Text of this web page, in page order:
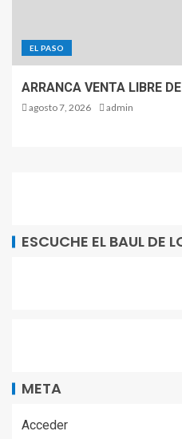
EL PASO
ARRANCA VENTA LIBRE
agosto 7, 2026 admin
ESCUCHE EL BAUL DE
META
Acceder